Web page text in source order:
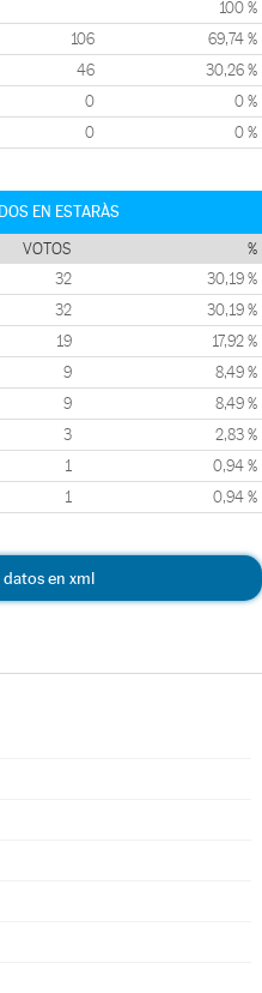
100 %
106 69,74 %
46 30,26 %
0 0 %
0 0 %
EN ESTARÀS
VOTOS %
32 30,19 %
32 30,19 %
19 17,92 %
9 8,49 %
9 8,49 %
3 2,83 %
1 0,94 %
1 0,94 %
datos en xml